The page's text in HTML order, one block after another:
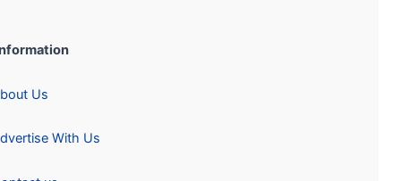
Information:
About Us
Advertise With Us